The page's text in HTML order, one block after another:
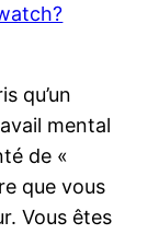
qu’un
mental
de «
que vous
Vous êtes